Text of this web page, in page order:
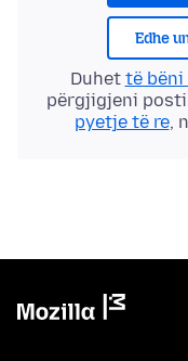
Edhe
Duhet të
përgjigjeni
pyetje të re,